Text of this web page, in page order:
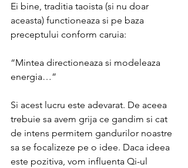
Ei bine, traditia taoista (si nu doar
aceasta) functioneaza si pe baza
preceptului conform caruia:
“Mintea directioneaza si modeleaza
energia…”
Si acest lucru este adevarat. De aceea
trebuie sa avem grija ce gandim si cat
de intens permitem gandurilor noastre
sa se focalizeze pe o idee. Daca ideea
este pozitiva, vom influenta Qi-ul